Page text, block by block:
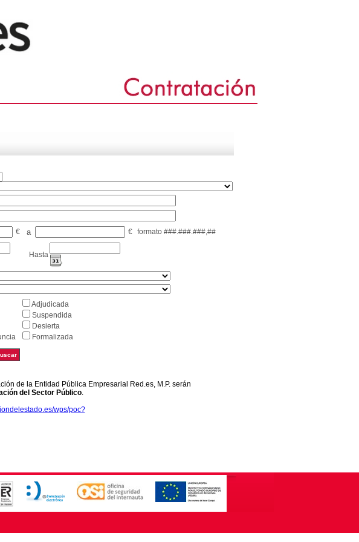
€ a € formato ###.###.###,##
Hasta
Adjudicada
Suspendida
Desierta
Formalizada
de la Entidad Pública Empresarial Red.es, M.P. serán
del Sector Público.
wps/poc?